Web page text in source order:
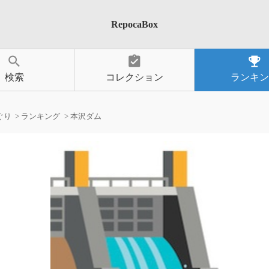
RepocaBox
search
検索
assignment_turned_in
コレクション
emoji_events
ランキ
り ランキング 本沢ダム